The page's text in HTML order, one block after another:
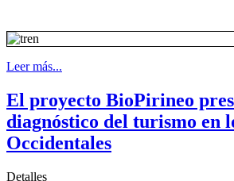
Leer más...
El proyecto BioPirineo
diagnóstico del turismo en
Occidentales
Detalles